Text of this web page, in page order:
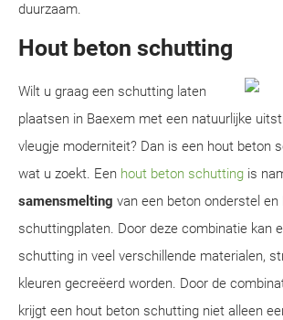
duurzaam.
Hout beton schutting
Wilt u graag een schutting laten
plaatsen in Baexem met een natuurlijke
vleugje moderniteit? Dan is een hout beton
wat u zoekt. Een hout beton schutting is
samensmelting van een beton onderstel en
schuttingplaten. Door deze combinatie kan
schutting in veel verschillende materialen,
kleuren gecreëerd worden. Door de
krijgt een hout beton schutting niet alleen